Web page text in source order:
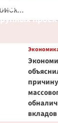
причину
вкладов